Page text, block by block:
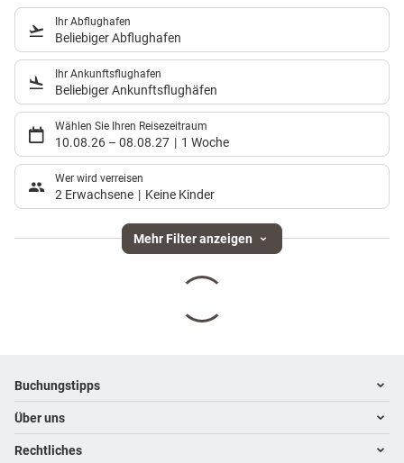
Ihr Abflughafen
Beliebiger Abflughafen
Ihr Ankunftsflughafen
Beliebiger Ankunftsflughäfen
Wählen Sie Ihren Reisezeitraum
10.08.26 – 08.08.27 1 Woche
Wer wird verreisen
2 Erwachsene Keine Kinder
Mehr Filter anzeigen
Footer navigation
Buchungstipps
Warum im Reisebüro buchen
Hoteltipps
Über uns
Kontakt
Rechtliches